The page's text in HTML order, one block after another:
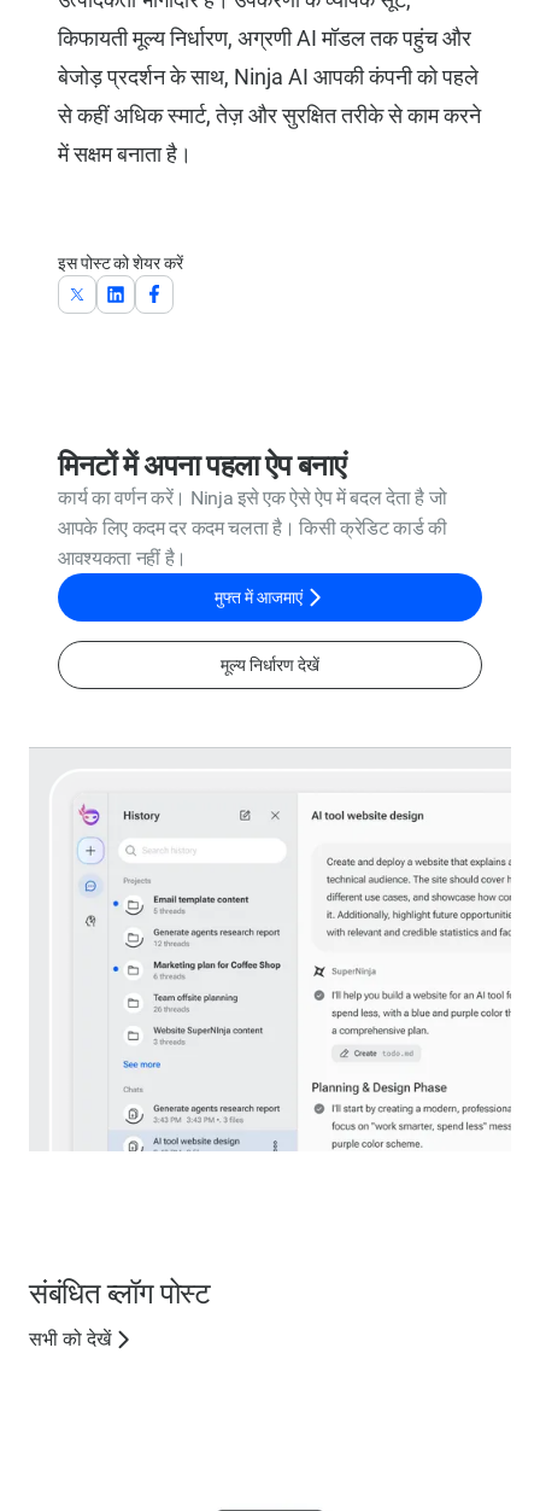
किफायती मूल्य निर्धारण, अग्रणी AI मॉडल तक पहुंच और
बेजोड़ प्रदर्शन के साथ, Ninja AI आपकी कंपनी को पहले
से कहीं अधिक स्मार्ट, तेज़ और सुरक्षित तरीके से काम करने
में सक्षम बनाता है।
इस पोस्ट को शेयर करें
मिनटों में अपना पहला ऐप बनाएं
कार्य का वर्णन करें। Ninja इसे एक ऐसे ऐप में बदल देता है जो
आपके लिए कदम दर कदम चलता है। किसी क्रेडिट कार्ड की
आवश्यकता नहीं है।
मुफ्त में आजमाएं
मूल्य निर्धारण देखें
संबंधित ब्लॉग पोस्ट
सभी को देखें